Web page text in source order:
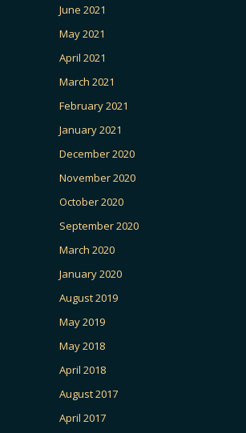
June 2021
May 2021
April 2021
March 2021
February 2021
January 2021
December 2020
November 2020
October 2020
September 2020
March 2020
January 2020
August 2019
May 2019
May 2018
April 2018
August 2017
April 2017